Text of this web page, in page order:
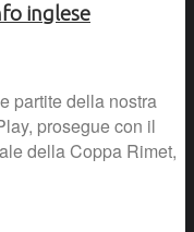
inglese
partite della nostra
prosegue con il
della Coppa Rimet,